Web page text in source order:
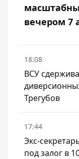
вечером 7
18:08
ВСУ
Трегубов
17:44
Экс-
под залог в